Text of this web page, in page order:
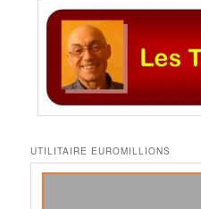
UTILITAIRE EUROMILLIONS